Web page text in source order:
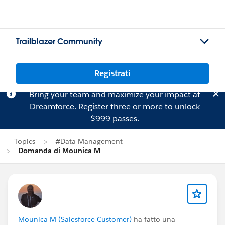
Trailblazer Community
Registrati
Bring your team and maximize your impact at
Dreamforce. Registerthree or more to unlock
$999 passes.
Topics
#Data Management
Domanda di Mounica M
Mounica M (Salesforce Customer) ha fatto una